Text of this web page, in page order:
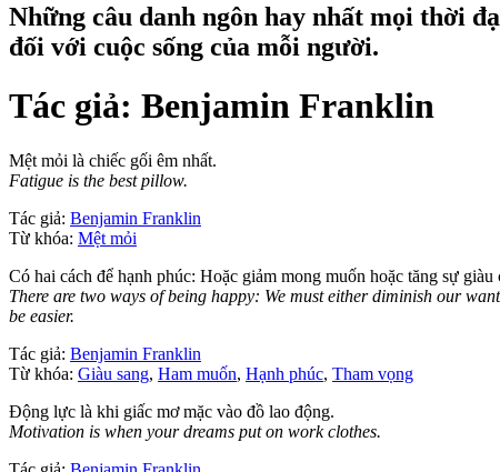
Những câu danh ngôn hay nhất mọi thời
đối với cuộc sống của mỗi người.
Tác giả: Benjamin Franklin
Mệt mỏi là chiếc gối êm nhất.
Fatigue is the best pillow.
Tác giả: Benjamin Franklin
Từ khóa: Mệt mỏi
Có hai cách để hạnh phúc: Hoặc giảm mong muốn hoặc tăng sự
There are two ways of being happy: We must either diminish our
be easier.
Tác giả: Benjamin Franklin
Từ khóa: Giàu sang, Ham muốn, Hạnh phúc, Tham vọng
Động lực là khi giấc mơ mặc vào đồ lao động.
Motivation is when your dreams put on work clothes.